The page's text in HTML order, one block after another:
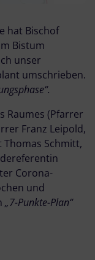
hat Bischof
Bistum
unser
umschrieben.
Raumes (Pfarrer
Franz Leipold,
Thomas Schmitt,
Corona-
und
„7-Punkte-Plan“